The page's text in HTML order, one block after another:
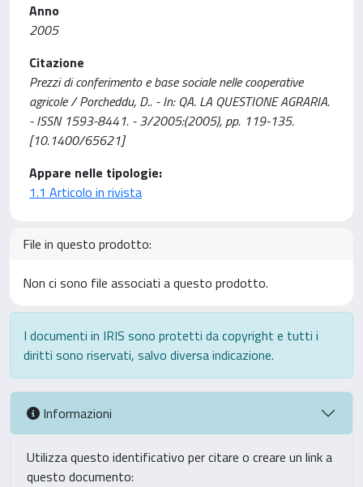
Anno
2005
Citazione
Prezzi di conferimento e base sociale nelle cooperative
agricole / Porcheddu, D.. - In: QA. LA QUESTIONE AGRARIA.
- ISSN 1593-8441. - 3/2005:(2005), pp. 119-135.
[10.1400/65621]
Appare nelle tipologie:
1.1 Articolo in rivista
File in questo prodotto:
Non ci sono file associati a questo prodotto.
I documenti in IRIS sono protetti da copyright e tutti i
diritti sono riservati, salvo diversa indicazione.
Informazioni
Utilizza questo identificativo per citare o creare un link a
questo documento: